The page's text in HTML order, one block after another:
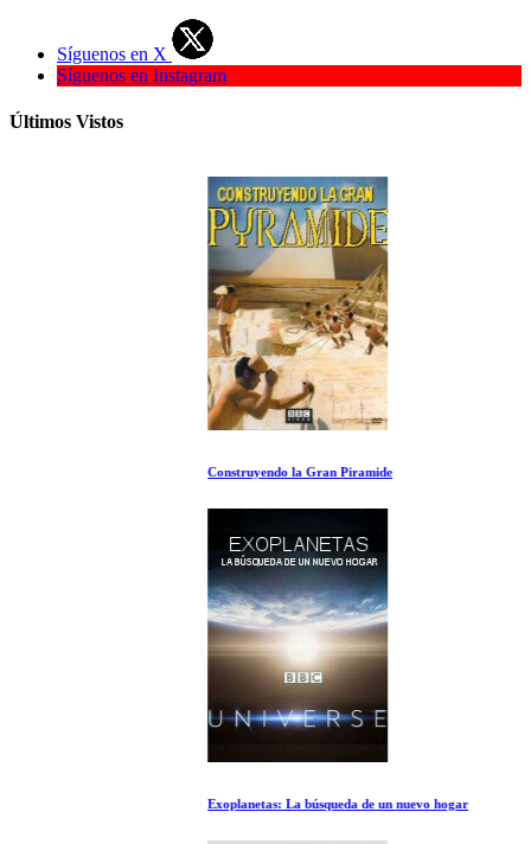
Síguenos en X
Síguenos en Instagram
Últimos Vistos
Construyendo la Gran Piramide
Exoplanetas: La búsqueda de un nuevo hogar